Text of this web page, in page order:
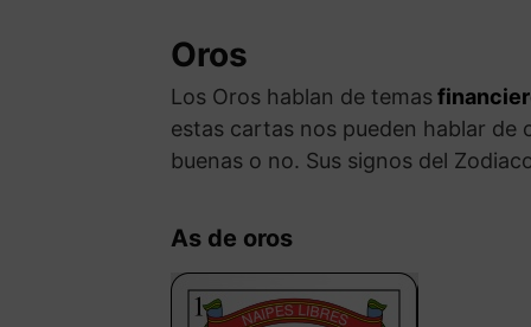
Oros
Los Oros hablan de temas
estas cartas nos pueden hablar de
buenas o no. Sus signos del
As de oros